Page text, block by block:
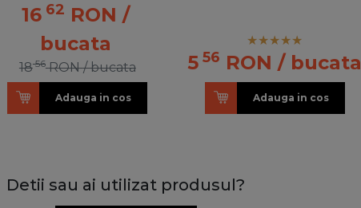
16 62 RON /
bucata
1856 RON / bucata
Adauga in cos
5 56 RON / bucata
Adauga in cos
Detii sau ai utilizat produsul?